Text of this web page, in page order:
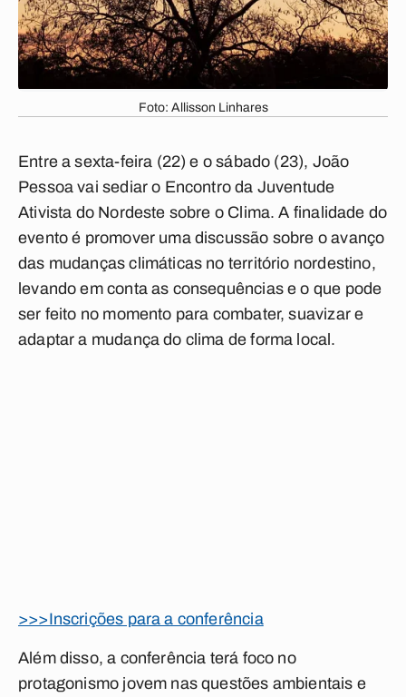
Foto: Allisson Linhares
Entre a sexta-feira (22) e o sábado (23), João
Pessoa vai sediar o Encontro da Juventude
Ativista do Nordeste sobre o Clima. A finalidade do
evento é promover uma discussão sobre o avanço
das mudanças climáticas no território nordestino,
levando em conta as consequências e o que pode
ser feito no momento para combater, suavizar e
adaptar a mudança do clima de forma local.
>>>Inscrições para a conferência
Além disso, a conferência terá foco no
protagonismo jovem nas questões ambientais e